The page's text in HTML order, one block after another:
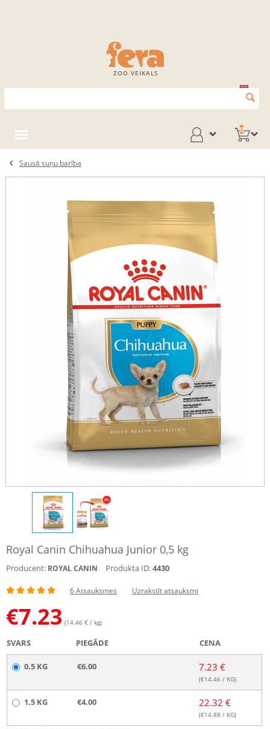
ZOO VEIKALS
0
Sausā suņu barība
Royal Canin Chihuahua Junior 0,5 kg
Producent: ROYAL CANIN Produkta ID:4430
6 Atsauksmes Uzrakstīt atsauksmi
€7.23 (14.46 € / kg)
SVARS PIEGĀDE CENA
0.5 KG €6.00 7.23 €
(€14.46 / KG)
1.5 KG €4.00 22.32 €
(€14.88 / KG)